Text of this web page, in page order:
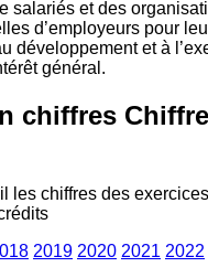
salariés et des
d’employeurs pour
développement et à
général.
chiffres
les chiffres des
2019 2020 2021 2022